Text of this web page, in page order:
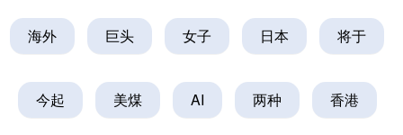
海外 巨头 女子 日本 将于
今起 美煤 AI 两种 香港